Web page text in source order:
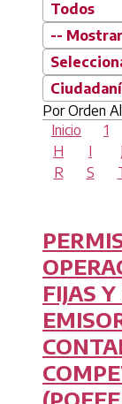
Todos
--
Por Orden
Inicio
1
H
I J
R
S
FIJAS